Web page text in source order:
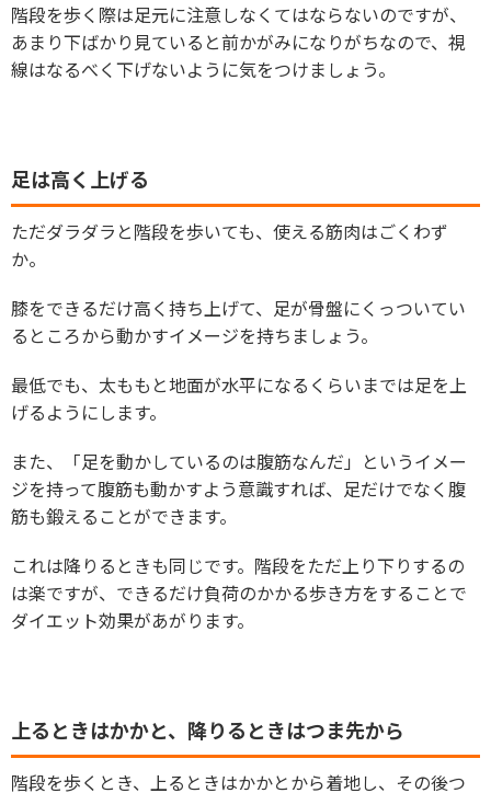
階段を歩く際は足元に注意しなくてはならないのですが、
あまり下ばかり見ていると前かがみになりがちなので、視
線はなるべく下げないように気をつけましょう。
足は高く上げる
ただダラダラと階段を歩いても、使える筋肉はごくわず
か。
膝をできるだけ高く持ち上げて、足が骨盤にくっついてい
るところから動かすイメージを持ちましょう。
最低でも、太ももと地面が水平になるくらいまでは足を上
げるようにします。
また、「足を動かしているのは腹筋なんだ」というイメー
ジを持って腹筋も動かすよう意識すれば、足だけでなく腹
筋も鍛えることができます。
これは降りるときも同じです。階段をただ上り下りするの
は楽ですが、できるだけ負荷のかかる歩き方をすることで
ダイエット効果があがります。
上るときはかかと、降りるときはつま先から
階段を歩くとき、上るときはかかとから着地し、その後つ